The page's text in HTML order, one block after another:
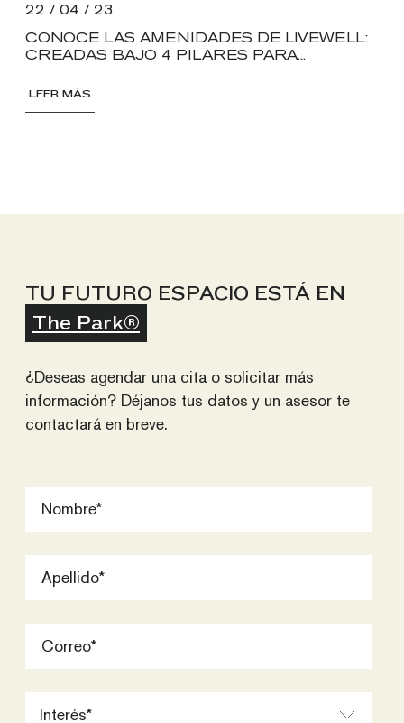
22 / 04 / 23
CONOCE LAS AMENIDADES DE LIVEWELL:
CREADAS BAJO 4 PILARES PARA...
LEER MÁS
TU FUTURO ESPACIO ESTÁ EN
The Park®
¿Deseas agendar una cita o solicitar más
información? Déjanos tus datos y un asesor te
contactará en breve.